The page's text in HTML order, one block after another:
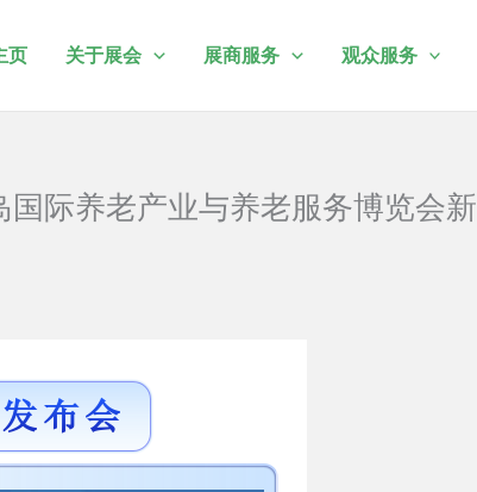
页 关于展会 展商服务 观众服务
国际养老产业与养老服务博览会新